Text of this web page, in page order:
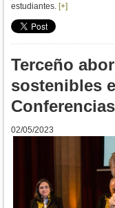
estudiantes. [+]
Terceño
sostenibles
02/05/2023